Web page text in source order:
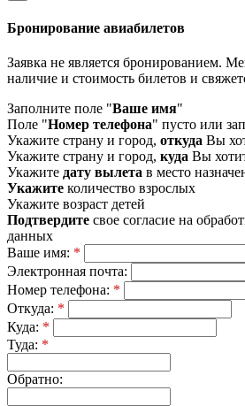
Бронирование авиабилетов
Заявка не является бронированием.
наличие и стоимость билетов и
Заполните поле "Ваше имя"
Поле "Номер телефона" пусто или
Укажите страну и город, откуда Вы
Укажите страну и город, куда Вы
Укажите дату вылета в место
Укажите количество взрослых
Укажите возраст детей
Подтвердите свое согласие на
данных
Ваше имя: *
Электронная почта:
Номер телефона: *
Откуда: *
Куда: *
Туда: *
Обратно: